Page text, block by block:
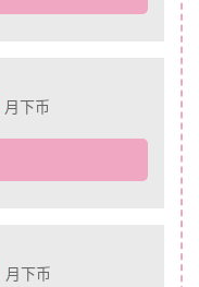
月下币
月下币